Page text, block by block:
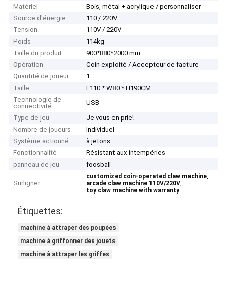
Matériel
Bois, métal + acrylique / personnaliser
Source d'énergie
110 / 220V
Tension
110V / 220V
Poids
114kg
Taille du produit
900*880*2000 mm
Opération
Coin exploité / Accepteur de facture
Quantité de joueur
1
Taille
L110 * W80 * H190CM
Technologie de
connectivité
USB
Type de jeu
Je vous en prie!
Nombre de joueurs
Individuel
Système actionné
à jetons
Fonctionnalité
Résistant aux intempéries
panneau de jeu
foosball
Surligner:
customized coin-operated claw machine,
arcade claw machine 110V/220V,
toy claw machine with warranty
Étiquettes:
machine à attraper des poupées
machine à griffonner des jouets
machine à attraper les griffes